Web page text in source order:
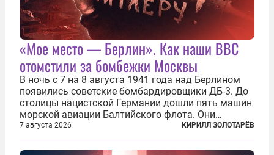
«Мое место — Берлин». Как наши ВВС
отомстили за бомбежки Москвы
В ночь с 7 на 8 августа 1941 года над Берлином
появились советские бомбардировщики ДБ-3. До
столицы нацистской Германии дошли пять машин
морской авиации Балтийского флота. Они
сбросили бомбы на город, который в тот момент
жил в полной уверенности, что война идет где-то
далеко на востоке, Красная...
7 августа 2026 КИРИЛЛ ЗОЛОТАРЁВ